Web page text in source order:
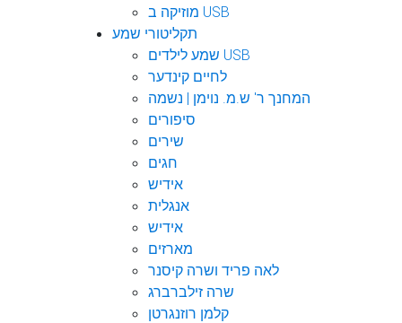
מוזיקה ב USB
תקליטורי שמע
שמע לילדים USB
לחיים קינדער
המחנך ר' ש.מ. נוימן | נשמה
סיפורים
שירים
חגים
אידיש
אנגלית
אידיש
מארזים
לאה פריד ושרה קיסנר
שרה זילברברג
קלמן רוזנגרטן